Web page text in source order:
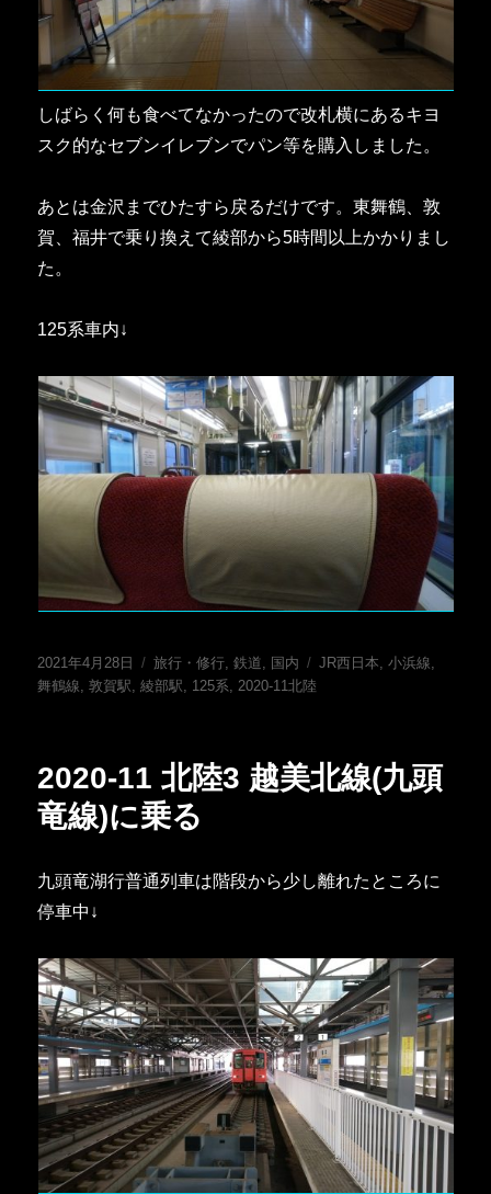
しばらく何も食べてなかったので改札横にあるキヨ
スク的なセブンイレブンでパン等を購入しました。
あとは金沢までひたすら戻るだけです。東舞鶴、敦
賀、福井で乗り換えて綾部から5時間以上かかりまし
た。
125系車内↓
投
稿
2021年4月28日
カ
テ
旅行・修行,鉄道, 国内
タ
JR西日本,小浜線,
舞鶴線,敦賀駅,綾部駅, 125系,2020-11北陸
2020-11 北陸3 越美北線(九頭
竜線)に乗る
九頭竜湖行普通列車は階段から少し離れたところに
停車中↓